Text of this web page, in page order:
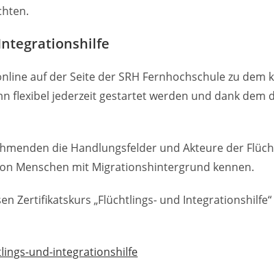
auf der Seite der SRH Fernhochschule zu dem
flexibel jederzeit gestartet werden und dank dem
die Handlungsfelder und Akteure der
Menschen mit Migrationshintergrund kennen.
Zertifikatskurs „Flüchtlings- und
und-integrationshilfe